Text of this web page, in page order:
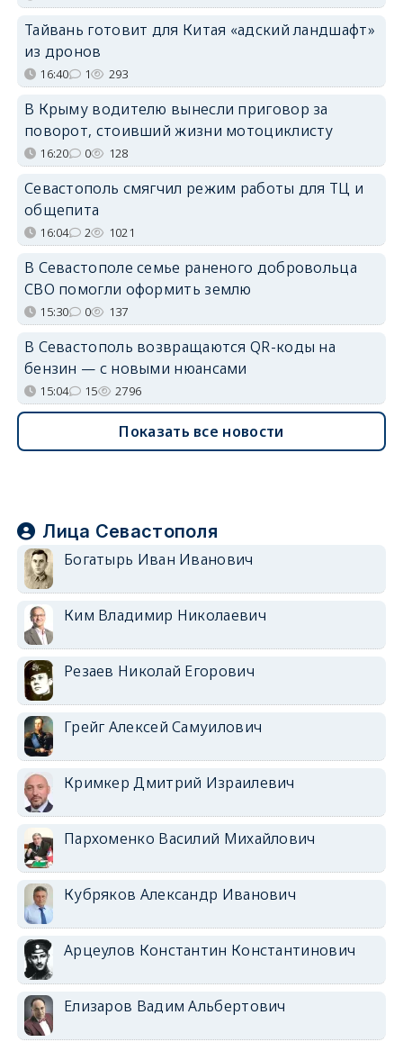
Тайвань готовит для Китая «адский ландшафт»
из дронов
16:40 1 293
В Крыму водителю вынесли приговор за
поворот, стоивший жизни мотоциклисту
16:20 0 128
Севастополь смягчил режим работы для ТЦ и
общепита
16:04 2 1021
В Севастополе семье раненого добровольца
СВО помогли оформить землю
15:30 0 137
В Севастополь возвращаются QR-коды на
бензин — с новыми нюансами
15:04 15 2796
Показать все новости
Лица Севастополя
Богатырь Иван Иванович
Ким Владимир Николаевич
Резаев Николай Егорович
Грейг Алексей Самуилович
Кримкер Дмитрий Израилевич
Пархоменко Василий Михайлович
Кубряков Александр Иванович
Арцеулов Константин Константинович
Елизаров Вадим Альбертович